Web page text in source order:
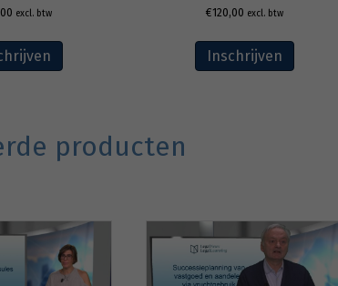
excl. btw €120,00 excl. btw
Inschrijven
producten